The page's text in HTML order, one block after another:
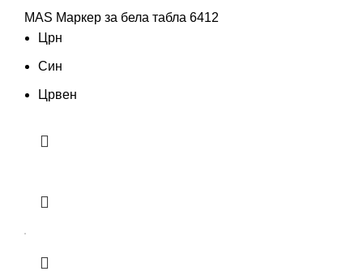
MAS Маркер за бела табла 6412
Црн
Син
Црвен